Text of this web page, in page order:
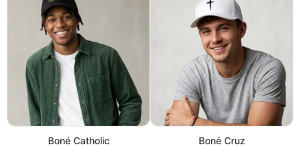
Boné Catholic
Boné Cruz